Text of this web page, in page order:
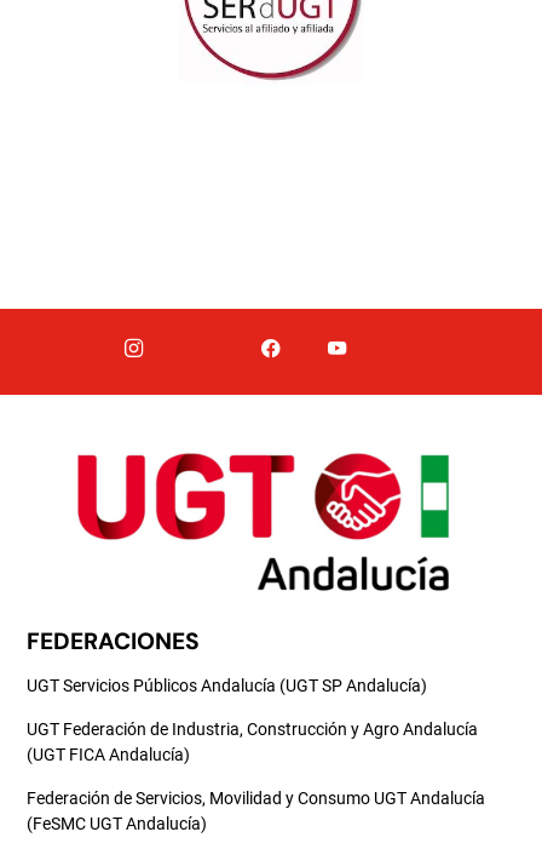
FEDERACIONES
UGT Servicios Públicos Andalucía (UGT SP Andalucía)
UGT Federación de Industria, Construcción y Agro Andalucía
(UGT FICA Andalucía)
Federación de Servicios, Movilidad y Consumo UGT Andalucía
(FeSMC UGT Andalucía)